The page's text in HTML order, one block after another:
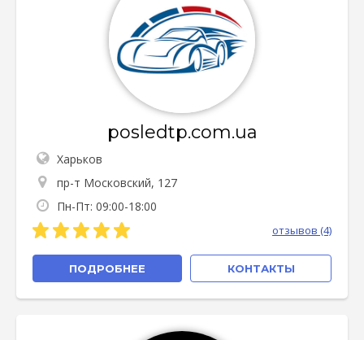
posledtp.com.ua
Харьков
пр-т Московский, 127
Пн-Пт: 09:00-18:00
отзывов (4)
ПОДРОБНЕЕ КОНТАКТЫ